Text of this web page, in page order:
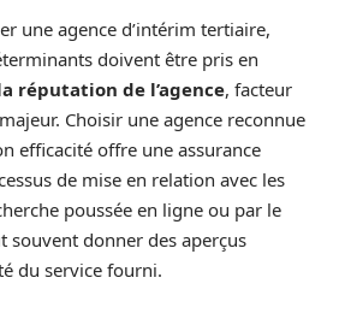
une agence d’intérim tertiaire,
doivent être pris en
réputation de l’agence, facteur
Choisir une agence reconnue
efficacité offre une assurance
de mise en relation avec les
poussée en ligne ou par le
souvent donner des aperçus
du service fourni.